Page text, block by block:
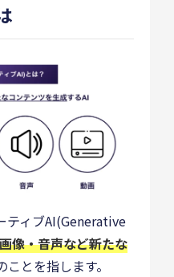
ティブAI(Generative
像・音声など新たな
ことを指します。